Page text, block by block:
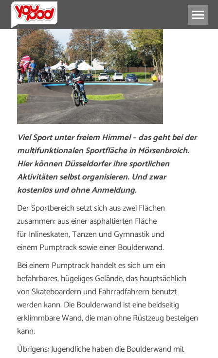
Viel Sport unter freiem Himmel – das geht bei der
multifunktionalen Sportfläche in Mörsenbroich.
Hier können Düsseldorfer ihre sportlichen
Aktivitäten selbst organisieren. Und zwar
kostenlos und ohne Anmeldung.
Der Sportbereich setzt sich aus zwei Flächen
zusammen: aus einer asphaltierten Fläche
für Inlineskaten, Tanzen und Gymnastik und
einem Pumptrack sowie einer Boulderwand.
Bei einem Pumptrack handelt es sich um ein
befahrbares, hügeliges Gelände, das hauptsächlich
von Skateboardern und Fahrradfahrern benutzt
werden kann. Die Boulderwand ist eine beidseitig
erklimmbare Wand, die man ohne Rüstzeug besteigen
kann.
Übrigens: Jugendliche haben die Boulderwand mit